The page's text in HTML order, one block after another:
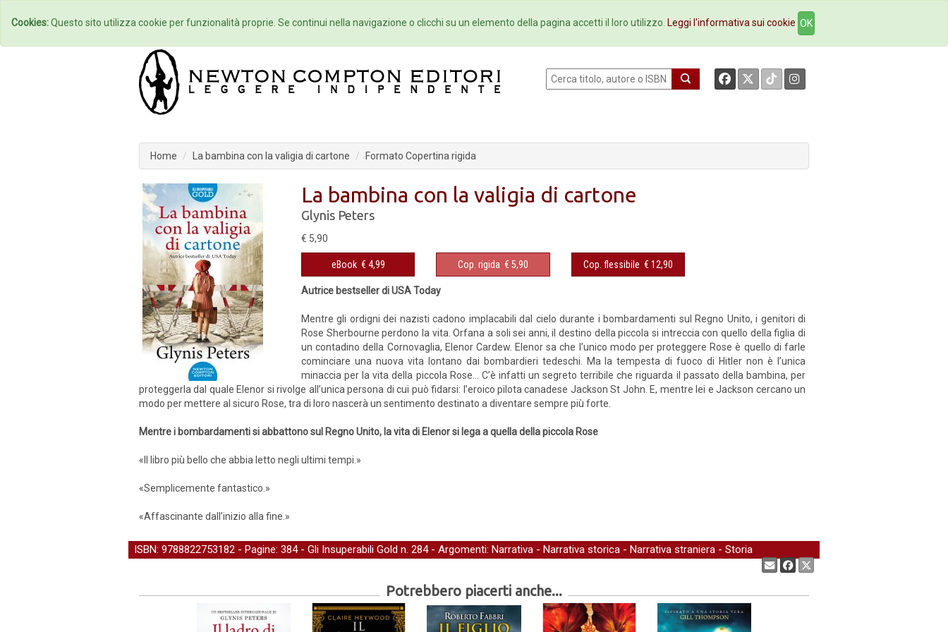
Home Autori Eventi Collane Newsletter Ebookstore Contatti
Home La bambina con la valigia di cartone Formato Copertina rigida
La bambina con la valigia di cartone
Glynis Peters
€ 5,90
eBook € 4,99 Cop. rigida € 5,90 Cop. flessibile € 12,90
Autrice bestseller di USA Today
Mentre gli ordigni dei nazisti cadono implacabili dal cielo durante i bombardamenti sul Regno Unito, i genitori di
Rose Sherbourne perdono la vita. Orfana a soli sei anni, il destino della piccola si intreccia con quello della figlia di
un contadino della Cornovaglia, Elenor Cardew. Elenor sa che l’unico modo per proteggere Rose è quello di farle
cominciare una nuova vita lontano dai bombardieri tedeschi. Ma la tempesta di fuoco di Hitler non è l’unica
minaccia per la vita della piccola Rose… C’è infatti un segreto terribile che riguarda il passato della bambina, per
proteggerla dal quale Elenor si rivolge all’unica persona di cui può fidarsi: l’eroico pilota canadese Jackson St John. E, mentre lei e Jackson cercano un
modo per mettere al sicuro Rose, tra di loro nascerà un sentimento destinato a diventare sempre più forte.
Mentre i bombardamenti si abbattono sul Regno Unito, la vita di Elenor si lega a quella della piccola Rose
«Il libro più bello che abbia letto negli ultimi tempi.»
«Semplicemente fantastico.»
«Affascinante dall’inizio alla fine.»
ISBN: 9788822753182 - Pagine: 384 - Gli Insuperabili Gold n. 284 - Argomenti: Narrativa - Narrativa storica - Narrativa straniera - Storia
Potrebbero piacerti anche...
Cookies:Questo sito utilizza cookie per funzionalità proprie. Se continui nella navigazione o clicchi su un elemento della pagina accetti il loro utilizzo. Leggi l'informativa sui cookie OK